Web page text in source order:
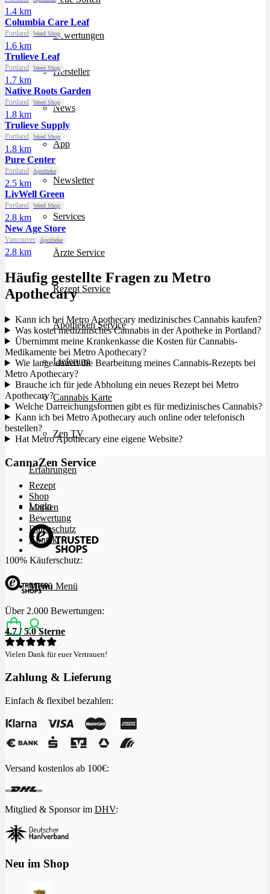
Bewertungen
Hersteller
News
App
Newsletter
Services
Ärzte Service
Rezept Service
Apotheken Service
Lieferung
Cannabis Karte
Zen TV
Erfahrungen
Login
Menü Menü
1.4 km
Columbia Care Leaf
Portland Weed Shop
1.6 km
Trulieve Leaf
Portland Weed Shop
1.7 km
Native Roots Garden
Portland Weed Shop
1.8 km
Trulieve Supply
Portland Weed Shop
1.8 km
Pure Center
Portland Apotheke
2.5 km
LivWell Green
Portland Weed Shop
2.8 km
New Age Store
Vancouver Apotheke
2.8 km
Häufig gestellte Fragen zu Metro
Apothecary
Kann ich bei Metro Apothecary medizinisches Cannabis kaufen?
Was kostet medizinisches Cannabis in der Apotheke in Portland?
Übernimmt meine Krankenkasse die Kosten für Cannabis-
Medikamente bei Metro Apothecary?
Wie lange dauert die Bearbeitung meines Cannabis-Rezepts bei
Metro Apothecary?
Brauche ich für jede Abholung ein neues Rezept bei Metro
Apothecary?
Welche Darreichungsformen gibt es für medizinisches Cannabis?
Kann ich bei Metro Apothecary auch online oder telefonisch
bestellen?
Hat Metro Apothecary eine eigene Website?
CannaZen Service
Rezept
Shop
Marken
Bewertung
Datenschutz
Kontakt
100% Käuferschutz:
Über 2.000 Bewertungen:
4.7 / 5.0 Sterne
Vielen Dank für euer Vertrauen!
Zahlung & Lieferung
Einfach & flexibel bezahlen:
Versand kostenlos ab 100€:
Mitglied & Sponsor im DHV:
Neu im Shop